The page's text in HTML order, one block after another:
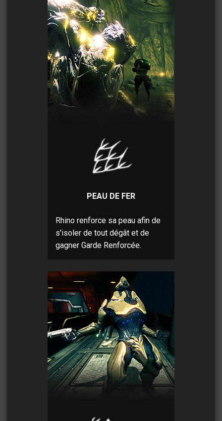
PEAU DE FER
Rhino renforce sa peau afin de
s'isoler de tout dégât et de
gagner Garde Renforcée.